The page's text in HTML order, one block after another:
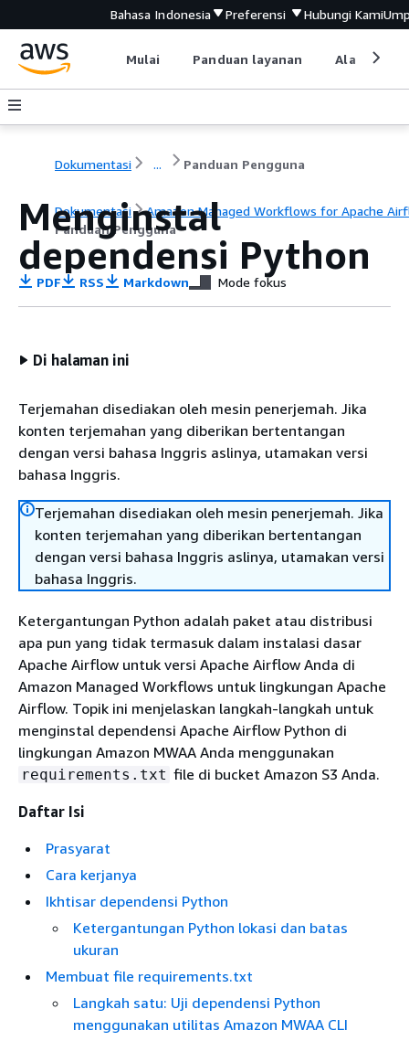
Bahasa Indonesia Preferensi Hubungi Kami
Mulai Panduan layanan Alat
Dokumentasi ... Panduan Pengguna
Dokumentasi
Amazon Managed Workflows for Apache
Panduan Pengguna
Menginstal
dependensi Python
PDF RSS Markdown Mode fokus
Di halaman ini
Terjemahan disediakan oleh mesin penerjemah. Jika
konten terjemahan yang diberikan bertentangan
dengan versi bahasa Inggris aslinya, utamakan versi
bahasa Inggris.
Terjemahan disediakan oleh mesin penerjemah. Jika
konten terjemahan yang diberikan bertentangan
dengan versi bahasa Inggris aslinya, utamakan versi
bahasa Inggris.
Ketergantungan Python adalah paket atau distribusi
apa pun yang tidak termasuk dalam instalasi dasar
Apache Airflow untuk versi Apache Airflow Anda di
Amazon Managed Workflows untuk lingkungan Apache
Airflow. Topik ini menjelaskan langkah-langkah untuk
menginstal dependensi Apache Airflow Python di
lingkungan Amazon MWAA Anda menggunakan
requirements.txt file di bucket Amazon S3 Anda.
Daftar Isi
Prasyarat
Cara kerjanya
Ikhtisar dependensi Python
Ketergantungan Python lokasi dan batas
ukuran
Membuat file requirements.txt
Langkah satu: Uji dependensi Python
menggunakan utilitas Amazon MWAA CLI